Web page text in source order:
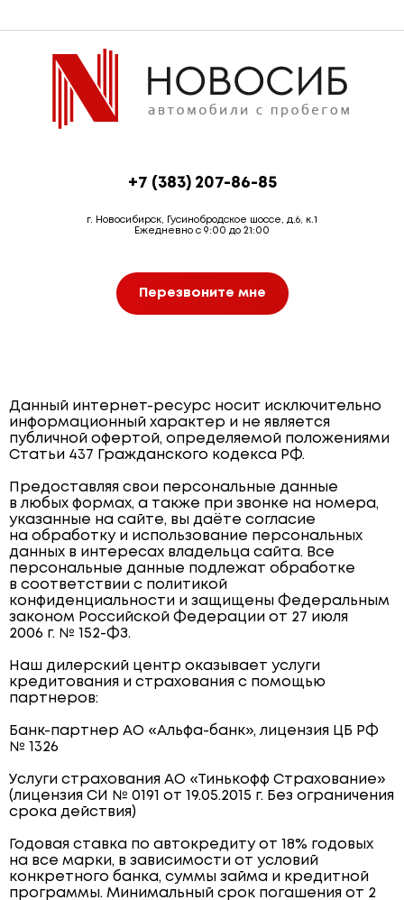
+7 (383) 207-86-85
г. Новосибирск, Гусинобродское шоссе, д.6, к.1
Ежедневно с 9:00 до 21:00
Перезвоните мне
Данный интернет-ресурс носит исключительно
информационный характер и не является
публичной офертой, определяемой положениями
Статьи 437 Гражданского кодекса РФ.
Предоставляя свои персональные данные
в любых формах, а также при звонке на номера,
указанные на сайте, вы даёте согласие
на обработку и использование персональных
данных в интересах владельца сайта. Все
персональные данные подлежат обработке
в соответствии с политикой
конфиденциальности и защищены Федеральным
законом Российской Федерации от 27 июля
2006 г. № 152-ФЗ.
Наш дилерский центр оказывает услуги
кредитования и страхования с помощью
партнеров:
Банк-партнер АО «Альфа-банк», лицензия ЦБ РФ
№ 1326
Услуги страхования АО «Тинькофф Страхование»
(лицензия СИ № 0191 от 19.05.2015 г. Без ограничения
срока действия)
Годовая ставка по автокредиту от 18% годовых
на все марки, в зависимости от условий
конкретного банка, суммы займа и кредитной
программы. Минимальный срок погашения от 2